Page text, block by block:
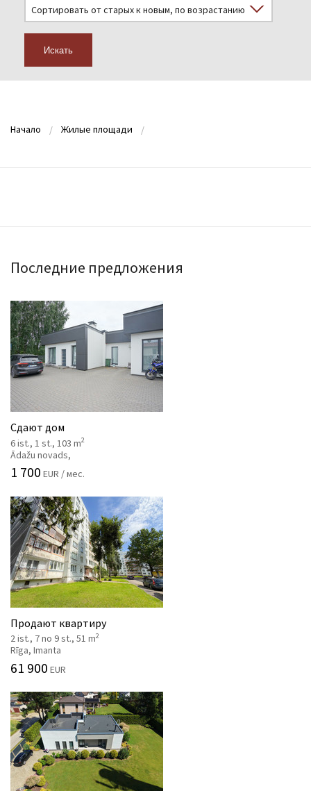
Искать
Начало Жилые площади
Последние предложения
Сдают дом
6 ist., 1 st., 103 m2
Ādažu novads,
1 700 EUR / мес.
Продают квартиру
2 ist., 7 no 9 st., 51 m2
Rīga, Imanta
61 900 EUR